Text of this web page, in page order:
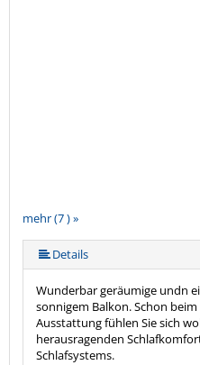
mehr (7 ) »
mehr (7 ) »
mehr (7 ) »
mehr (7 ) »
Details
Wunderbar geräumige undn
sonnigem Balkon. Schon
Ausstattung fühlen Sie sich
herausragenden
Schlafsystems.